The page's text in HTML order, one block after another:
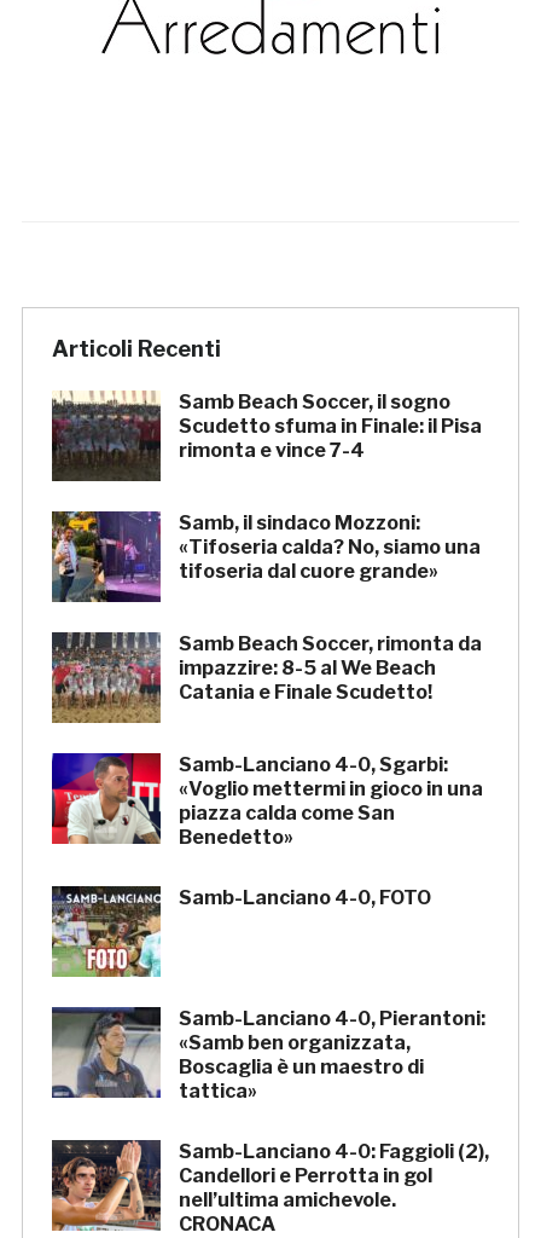
Articoli Recenti
Samb Beach Soccer, il sogno
Scudetto sfuma in Finale: il Pisa
rimonta e vince 7-4
Samb, il sindaco Mozzoni:
«Tifoseria calda? No, siamo una
tifoseria dal cuore grande»
Samb Beach Soccer, rimonta da
impazzire: 8-5 al We Beach
Catania e Finale Scudetto!
Samb-Lanciano 4-0, Sgarbi:
«Voglio mettermi in gioco in una
piazza calda come San
Benedetto»
Samb-Lanciano 4-0, FOTO
Samb-Lanciano 4-0, Pierantoni:
«Samb ben organizzata,
Boscaglia è un maestro di
tattica»
Samb-Lanciano 4-0: Faggioli (2),
Candellori e Perrotta in gol
nell’ultima amichevole.
CRONACA